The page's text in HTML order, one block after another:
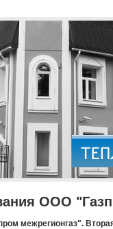
ООО
межрегионгаз".